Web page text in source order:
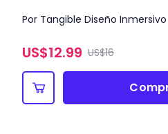
Por Tangible Diseño Inmersivo
US$12.99 US$16